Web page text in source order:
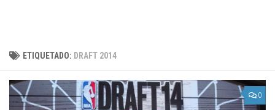
ETIQUETADO: DRAFT 2014
0